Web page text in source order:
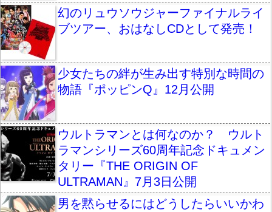
幻のリュウソウジャーファイナルライ
ブツアー、おはなしCDとして発売！
少女たちの絆が生み出す特別な時間の
物語『ポッピンQ』12月公開
ウルトラマンとは何なのか？ ウルト
ラマンシリーズ60周年記念ドキュメン
タリー『THE ORIGIN OF
ULTRAMAN』7月3日公開
男を黙らせるにはどうしたらいいかわ